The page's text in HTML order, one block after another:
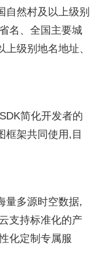
自然村及以上级别
名、全国主要城
级别地名地址、
简化开发者的
框架共同使用,目
量多源时空数据,
支持标准化的产
化定制专属服